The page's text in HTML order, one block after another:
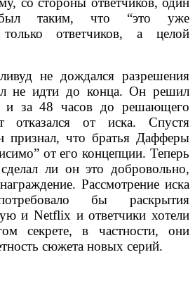
таким, что “это уже
ответчиков, а целой
не дождался разрешения
не идти до конца. Он решил
и за 48 часов до решающего
отказался от иска. Спустя
признал, что братья Дафферы
от его концепции. Теперь
ли он это добровольно,
Рассмотрение иска
бы раскрытия
и Netflix и ответчики хотели
секрете, в частности, они
сюжета новых серий.